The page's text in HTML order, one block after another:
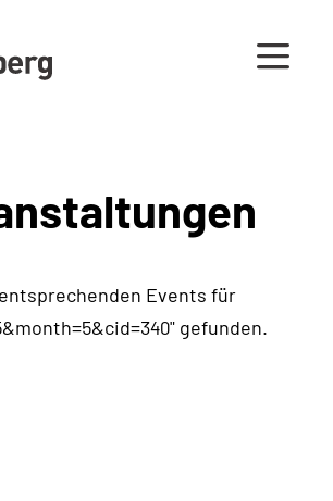
Events für
gefunden.